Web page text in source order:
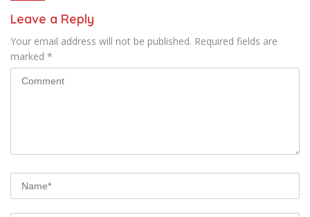
Leave a Reply
Your email address will not be published. Required fields are
marked *